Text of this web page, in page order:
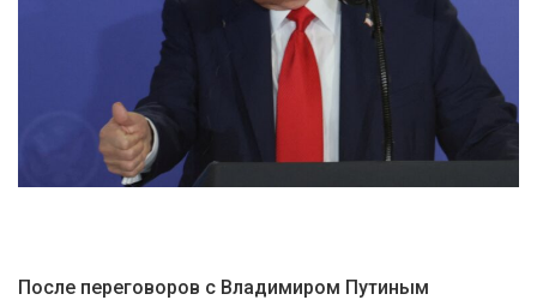
После переговоров с Владимиром Путиным